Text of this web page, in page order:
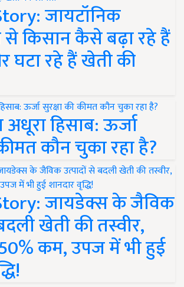
जायटॉनिक
से किसान कैसे बढ़ा रहे हैं
घटा रहे हैं खेती की
हिसाब: ऊर्जा
कौन चुका रहा है?
जायडेक्स के जैविक
खेती की तस्वीर,
कम, उपज में भी हुई